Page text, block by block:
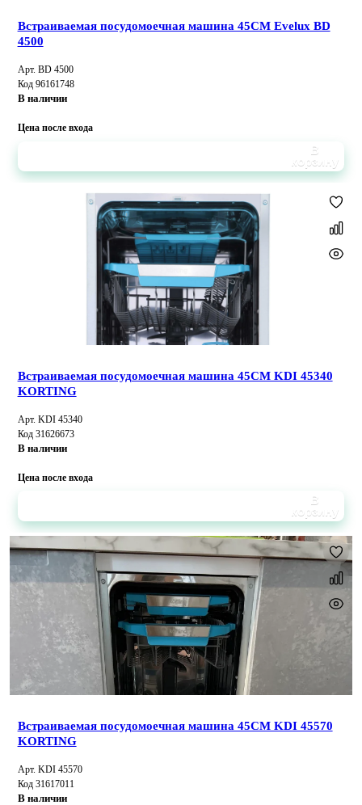
Встраиваемая посудомоечная машина 45CM Evelux BD
4500
Арт. BD 4500
Код 96161748
В наличии
Цена после входа
В
корзину
Встраиваемая посудомоечная машина 45CM KDI 45340
KORTING
Арт. KDI 45340
Код 31626673
В наличии
Цена после входа
В
корзину
Встраиваемая посудомоечная машина 45CM KDI 45570
KORTING
Арт. KDI 45570
Код 31617011
В наличии